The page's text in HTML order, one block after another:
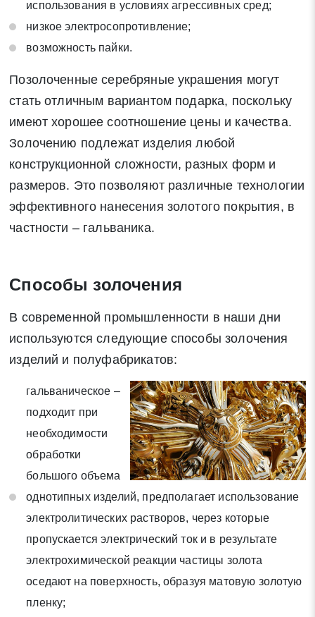
Поиск Закрыть
использования в условиях агрессивных сред;
низкое электросопротивление;
возможность пайки.
Позолоченные серебряные украшения могут
стать отличным вариантом подарка, поскольку
имеют хорошее соотношение цены и качества.
Золочению подлежат изделия любой
конструкционной сложности, разных форм и
размеров. Это позволяют различные технологии
эффективного нанесения золотого покрытия, в
частности – гальваника.
Способы золочения
В современной промышленности в наши дни
используются следующие способы золочения
изделий и полуфабрикатов:
гальваническое –
подходит при
необходимости
обработки
большого объема
однотипных изделий, предполагает использование
электролитических растворов, через которые
пропускается электрический ток и в результате
электрохимической реакции частицы золота
оседают на поверхность, образуя матовую золотую
пленку;
Закрыть
Нажимая на кнопку «Отправить заявку» Вы даете согласие
на обработку своих персональных данных в соответствии со
«О персональных данных», а также соглашаетесь на
информационную рассылку по средством e-mail или СМС